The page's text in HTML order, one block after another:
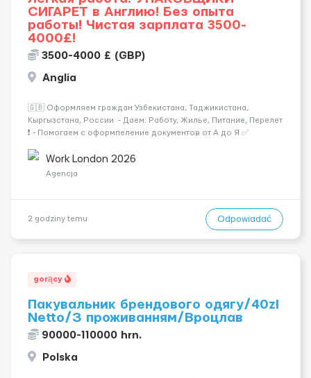
СИГАРЕТ в Англию! Без опыта
работы! Чистая зарплата 3500-
4000£!
3500-4000 £ (GBP)
Anglia
🇬🇧 Оформляем граждан Узбекистана, Таджикистана,
Кыргызстана, России - Даем: Работу, Жилье, Питание, Перелет
❗️ - Помогаем с оформпеление документов от А до Я ✅
Узбекистана, Таджикистана, Кыргызстана Возраст : От 20 до
Work London 2026
Agencja
2 godziny temu Odpowiadać
gorący
Пакувальник брендового одягу/40zl
Netto/З проживанням/Вроцлав
90000-110000 hrn.
Polska